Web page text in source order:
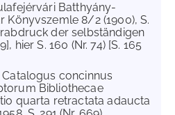
Batthyány-
Könyvszemle 8/2 (1900), S.
der selbständigen
hier S. 160 (Nr. 74) [S. 165
Catalogus concinnus
Bibliothecae
quarta retractata adaucta